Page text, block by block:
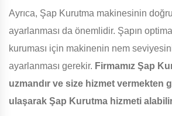
Ayrıca, Şap Kurutma makinesinin
ayarlanması da önemlidir. Şapın
kuruması için makinenin nem
ayarlanması gerekir. Firmamız Şap
uzmandır ve size hizmet vermekten
ulaşarak Şap Kurutma hizmeti